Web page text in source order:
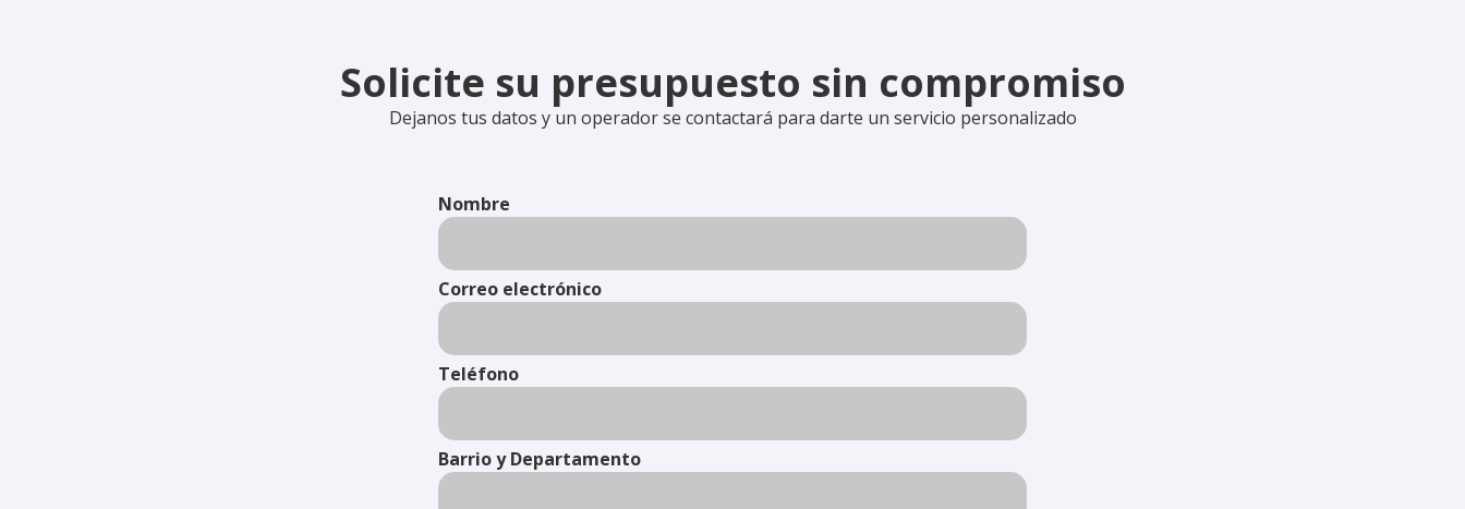
Solicite su presupuesto sin compromiso
Dejanos tus datos y un operador se contactará para darte un servicio personalizado
Nombre
Correo electrónico
Teléfono
Barrio y Departamento